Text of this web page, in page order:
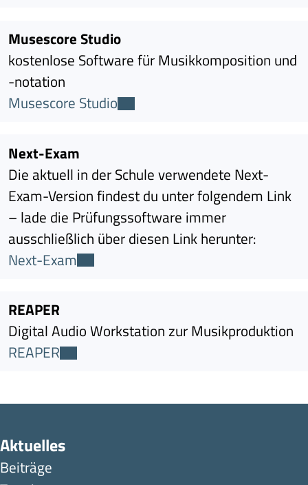
Musescore Studio
kostenlose Software für Musikkomposition und
-notation
Musescore Studio
Next-Exam
Die aktuell in der Schule verwendete Next-
Exam-Version findest du unter folgendem Link
– lade die Prüfungssoftware immer
ausschließlich über diesen Link herunter:
Next-Exam
REAPER
Digital Audio Workstation zur Musikproduktion
REAPER
Aktuelles
Beiträge